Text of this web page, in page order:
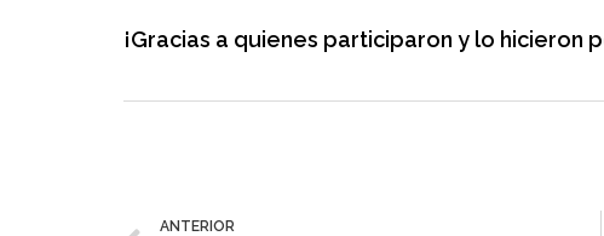
¡Gracias a quienes participaron y lo hicieron
ANTERIOR